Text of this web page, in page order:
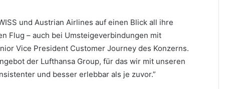
und Austrian Airlines auf einen Blick all ihre
Flug – auch bei Umsteigeverbindungen mit
Vice President Customer Journey des Konzerns.
der Lufthansa Group, für das wir mit unseren
und besser erlebbar als je zuvor.”